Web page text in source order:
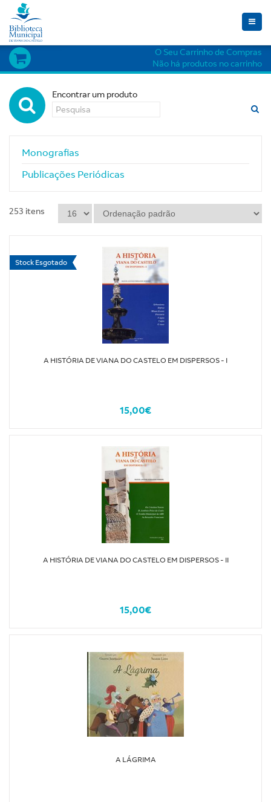
Toggle
O Seu Carrinho de Compras
Não há produtos no carrinho
Encontrar um produto
Monografias
Publicações Periódicas
253 itens
A HISTÓRIA DE VIANA DO CASTELO EM DISPERSOS - I
15,00€
Stock Esgotado
A HISTÓRIA DE VIANA DO CASTELO EM DISPERSOS - II
15,00€
A LÁGRIMA